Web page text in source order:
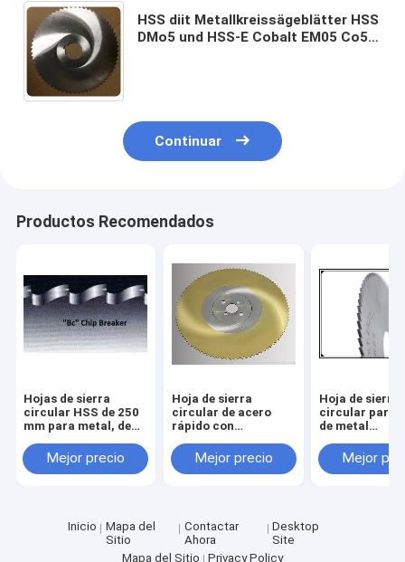
HSS diit Metallkreissägeblätter HSS
DMo5 und HSS-E Cobalt EM05 Co5
Continuar
Productos Recomendados
Hojas de sierra
circular HSS de 250
mm para metal, de
diámetroMejor precio
Hoja de sierra
circular de acero
rápido con
nitruro de
carbonitruro de
Mejor precio
Hoja de sierra
circular para
de metal
estaño HSS
sierra circular
Mejor
Inicio
Mapa del
Sitio
Contactar
Ahora
Desktop
Site
Mapa del Sitio
Privacy Policy